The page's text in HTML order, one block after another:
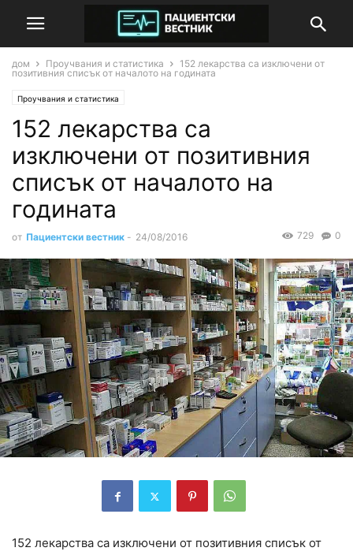
дом Проучвания и статистика
152 лекарства са изключени от
позитивния списък от началото на годината
Проучвания и статистика
152 лекарства са
изключени от позитивния
списък от началото на
годината
от Пациентски вестник - 24/08/2016 0
729
152 лекарства са изключени от позитивния списък от